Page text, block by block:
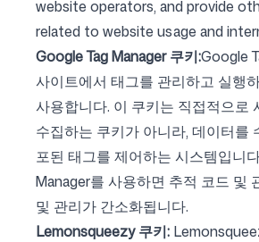
website operators, and provide
related to website usage and
Google Tag Manager 쿠키:Google
사이트에서 태그를 관리하고 실행
사용합니다. 이 쿠키는 직접적으로
수집하는 쿠키가 아니라, 데이터를
포된 태그를 제어하는 시스템입니
Manager를 사용하면 추적 코드 및
및 관리가 간소화됩니다.
Lemonsqueezy 쿠키: